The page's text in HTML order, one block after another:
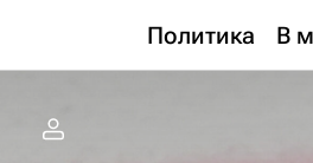
Политика В